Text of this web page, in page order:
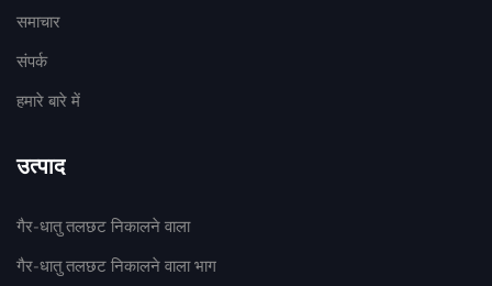
समाचार
संपर्क
हमारे बारे में
उत्पाद
गैर-धातु तलछट निकालने वाला
गैर-धातु तलछट निकालने वाला भाग